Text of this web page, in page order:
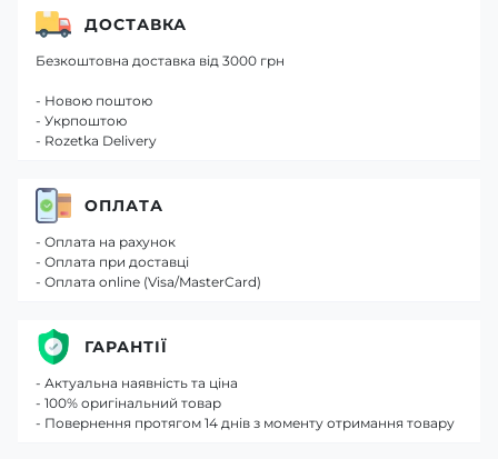
ДОСТАВКА
Безкоштовна доставка від 3000 грн
- Новою поштою
- Укрпоштою
- Rozetka Delivery
ОПЛАТА
- Оплата на рахунок
- Оплата при доставці
- Оплата online (Visa/MasterCard)
ГАРАНТІЇ
- Актуальна наявність та ціна
- 100% оригінальний товар
- Повернення протягом 14 днів з моменту отримання товару